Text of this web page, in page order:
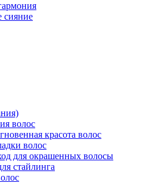
сияние
волос
красота волос
волос
для окрашенных волосы
стайлинга